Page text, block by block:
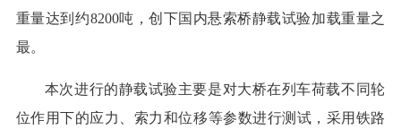
重量达到约8200吨，创下国内悬索桥静载试验加载重量之
最。
本次进行的静载试验主要是对大桥在列车荷载不同轮
位作用下的应力、索力和位移等参数进行测试，采用铁路